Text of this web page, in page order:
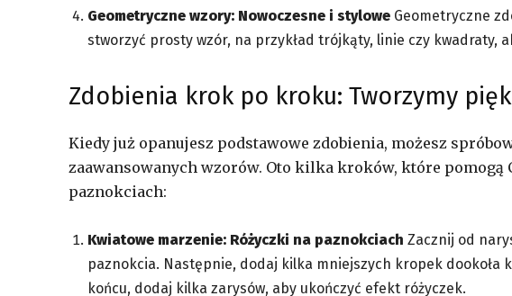
Geometryczne wzory: Nowoczesne i stylowe Geometryczne
stworzyć prosty wzór, na przykład trójkąty, linie czy kwadraty,
Zdobienia krok po kroku: Tworzymy
Kiedy już opanujesz podstawowe zdobienia, możesz
zaawansowanych wzorów. Oto kilka kroków, które
paznokciach:
Kwiatowe marzenie: Różyczki na paznokciach Zacznij od
paznokcia. Następnie, dodaj kilka mniejszych kropek dookoła
końcu, dodaj kilka zarysów, aby ukończyć efekt różyczek.